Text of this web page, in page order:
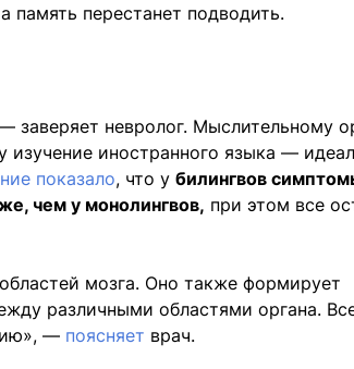
память перестанет подводить.
заверяет невролог. Мыслительному
изучение иностранного языка —
показало, что у билингвов
чем у монолингвов, при этом все
мозга. Оно также формирует
различными областями органа.
— поясняет врач.